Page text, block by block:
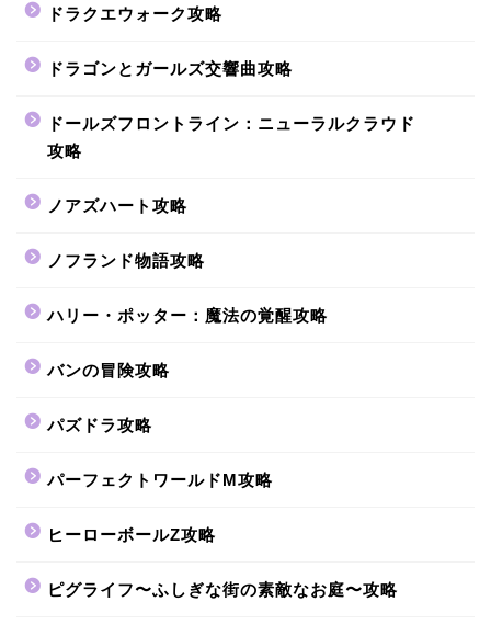
ドラクエウォーク攻略
ドラゴンとガールズ交響曲攻略
ドールズフロントライン：ニューラルクラウド
攻略
ノアズハート攻略
ノフランド物語攻略
ハリー・ポッター：魔法の覚醒攻略
バンの冒険攻略
パズドラ攻略
パーフェクトワールドM攻略
ヒーローボールZ攻略
ピグライフ〜ふしぎな街の素敵なお庭〜攻略